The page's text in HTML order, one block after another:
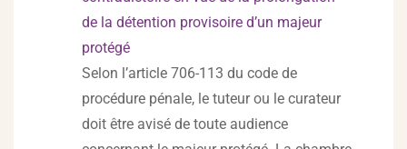
de la détention provisoire d’un majeur
protégé
Selon l’article 706-113 du code de
procédure pénale, le tuteur ou le curateur
doit être avisé de toute audience